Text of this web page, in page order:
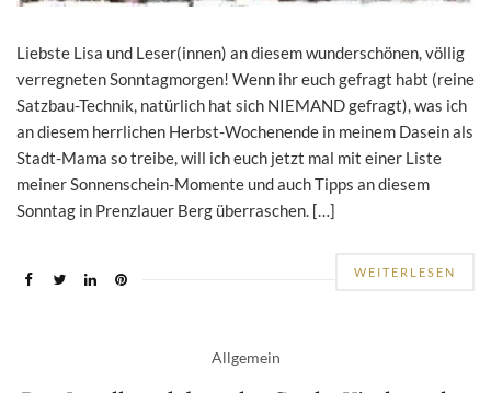
Liebste Lisa und Leser(innen) an diesem wunderschönen, völlig
verregneten Sonntagmorgen! Wenn ihr euch gefragt habt (reine
Satzbau-Technik, natürlich hat sich NIEMAND gefragt), was ich
an diesem herrlichen Herbst-Wochenende in meinem Dasein als
Stadt-Mama so treibe, will ich euch jetzt mal mit einer Liste
meiner Sonnenschein-Momente und auch Tipps an diesem
Sonntag in Prenzlauer Berg überraschen. […]
WEITERLESEN
Allgemein